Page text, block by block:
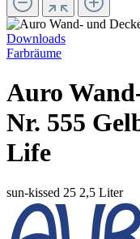
Downloads
Farbräume
Auro
Nr. 555
Life
sun-kissed 25 2,5 Liter